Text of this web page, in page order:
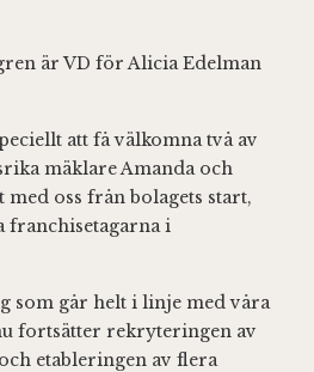
är VD för Alicia Edelman
att få välkomna två av
mäklare Amanda och
oss från bolagets start,
franchisetagarna i
som går helt i linje med våra
fortsätter rekryteringen av
etableringen av flera